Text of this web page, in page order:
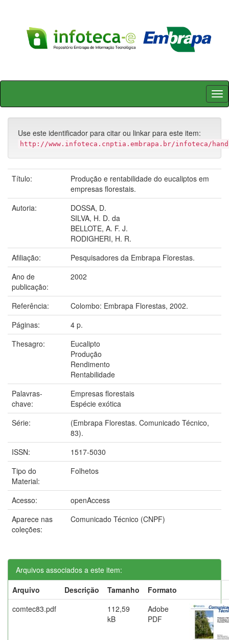
Skip
Use este identificador para citar ou linkar para este item:
http://www.infoteca.cnptia.embrapa.br/infoteca/
Título:
Produção e rentabilidade do eucaliptos em
empresas florestais.
Autoria:
DOSSA, D.
SILVA, H. D. da
BELLOTE, A. F. J.
RODIGHERI, H. R.
Afiliação:
Pesquisadores da Embrapa Florestas.
Ano de
publicação:
2002
Referência:
Colombo: Embrapa Florestas, 2002.
Páginas:
4 p.
Thesagro:
Eucalipto
Produção
Rendimento
Rentabilidade
Palavras-
chave:
Empresas florestais
Espécie exótica
Série:
(Embrapa Florestas. Comunicado Técnico,
83).
ISSN:
1517-5030
Tipo do
Material:
Folhetos
Acesso:
openAccess
Aparece nas
coleções:
Comunicado Técnico (CNPF)
Arquivos associados a este item:
Arquivo
Descrição Tamanho
Formato
comtec83.pdf
112,59
kB
Adobe
PDF